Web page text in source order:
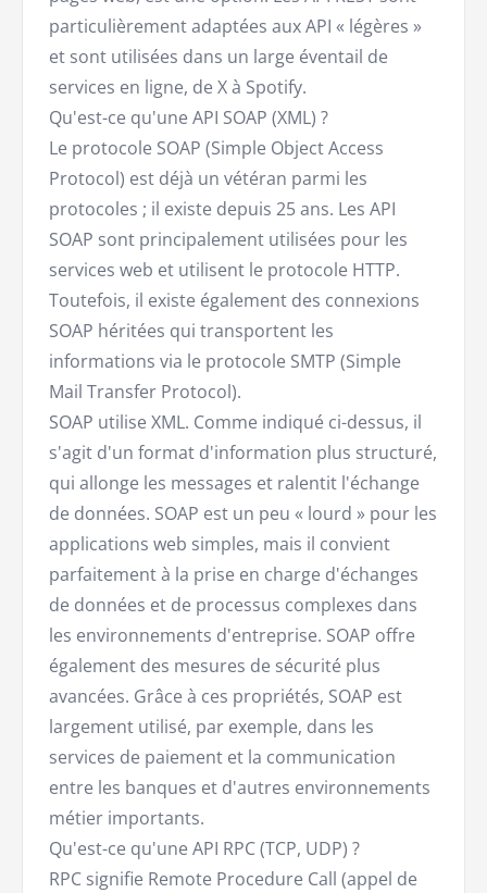
particulièrement adaptées aux API « légères »
et sont utilisées dans un large éventail de
services en ligne, de X à Spotify.
Qu'est-ce qu'une API SOAP (XML) ?
Le protocole SOAP (Simple Object Access
Protocol) est déjà un vétéran parmi les
protocoles ; il existe depuis 25 ans. Les API
SOAP sont principalement utilisées pour les
services web et utilisent le protocole HTTP.
Toutefois, il existe également des connexions
SOAP héritées qui transportent les
informations via le protocole SMTP (Simple
Mail Transfer Protocol).
SOAP utilise XML. Comme indiqué ci-dessus, il
s'agit d'un format d'information plus structuré,
qui allonge les messages et ralentit l'échange
de données. SOAP est un peu « lourd » pour les
applications web simples, mais il convient
parfaitement à la prise en charge d'échanges
de données et de processus complexes dans
les environnements d'entreprise. SOAP offre
également des mesures de sécurité plus
avancées. Grâce à ces propriétés, SOAP est
largement utilisé, par exemple, dans les
services de paiement et la communication
entre les banques et d'autres environnements
métier importants.
Qu'est-ce qu'une API RPC (TCP, UDP) ?
RPC signifie Remote Procedure Call (appel de